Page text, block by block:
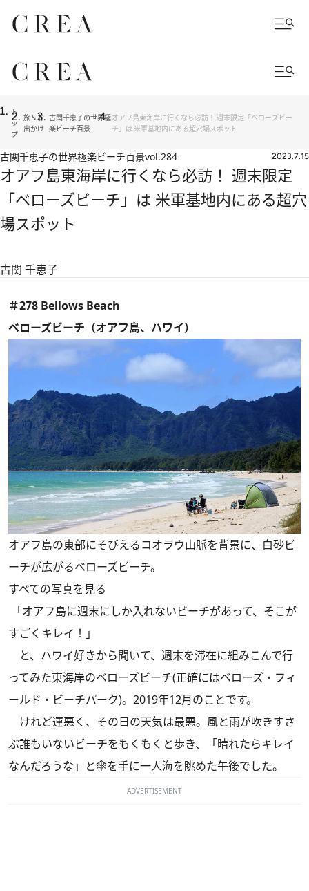
ト
ッ
プ
旅＆お
出かけ
古関千恵子の世界極
楽ビーチ百景
オアフ島東海岸に行くなら必訪！ 週末限定「ベローズビー
チ」は 米軍基地内にある超穴場スポット
古関千恵子の世界極楽ビーチ百景vol.284 2023.7.15
オアフ島東海岸に行くなら必訪！ 週末限定
「ベローズビーチ」は 米軍基地内にある超穴
場スポット
古関 千恵子
＃278 Bellows Beach
ベローズビーチ（オアフ島、ハワイ）
オアフ島の東部にそびえるコオラウ山脈を背景に、白砂ビ
ーチが広がるベローズビーチ。
すべての写真を見る
「オアフ島に週末にしか入れないビーチがあって、そこが
すごくキレイ！」
と、ハワイ好きから聞いて、週末を滞在に組みこんで行
ってみた東海岸のベローズビーチ(正確にはベローズ・フィ
ールド・ビーチパーク)。2019年12月のことです。
けれど運悪く、その日の天気は最悪。風と雨が吹きすさ
ぶ誰もいないビーチをもくもくと歩き、「晴れたらキレイ
なんだろうな」と傘を手に一人海を眺めた午後でした。
ADVERTISEMENT